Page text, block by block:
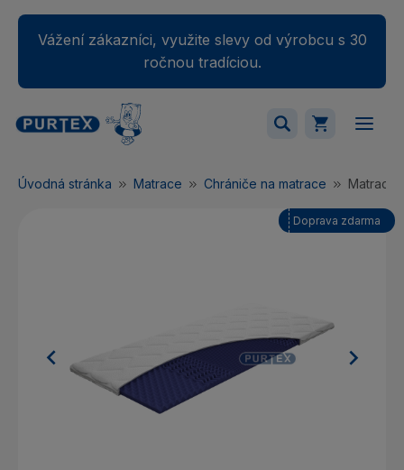
Vážení zákazníci, využite slevy od výrobcu s 30
ročnou tradíciou.
Váš nákupný košík je momentálne prázdny.
Úvodná stránka Matrace Chrániče na matrace
 
Doprava zdarma